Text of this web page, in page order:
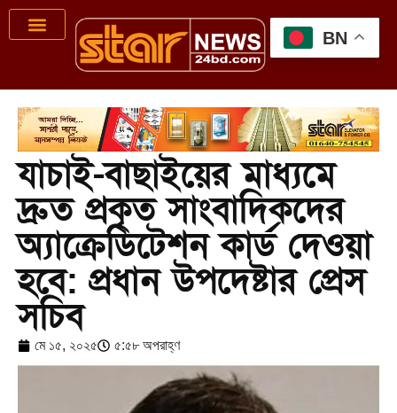
যাচাই-বাছাইয়ের মাধ্যমে
দ্রুত প্রকৃত সাংবাদিকদের
অ্যাক্রেডিটেশন কার্ড দেওয়া
হবে: প্রধান উপদেষ্টার প্রেস
সচিব
মে ১৫, ২০২৫ ৫:৫৮ অপরাহ্ণ
BN